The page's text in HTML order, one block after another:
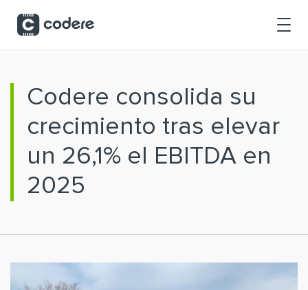
Codere consolida su
crecimiento tras elevar
un 26,1% el EBITDA en
2025